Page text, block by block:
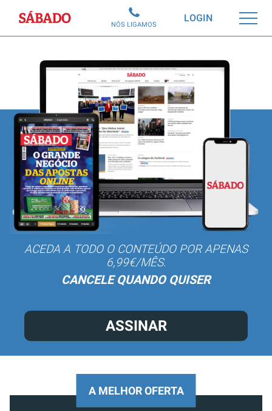
Sábado LOGIN
NÓS LIGAMOS
ACEDA A TODO O CONTEÚDO POR APENAS
6,99€/MÊS.
CANCELE QUANDO QUISER
ASSINAR
A MELHOR OFERTA